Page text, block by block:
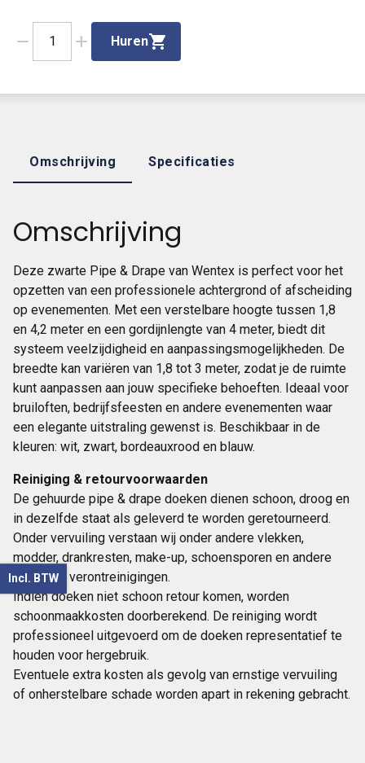
remove 1 add Huren
Omschrijving Specificaties
Omschrijving
Deze zwarte Pipe & Drape van Wentex is perfect voor het
opzetten van een professionele achtergrond of afscheiding
op evenementen. Met een verstelbare hoogte tussen 1,8
en 4,2 meter en een gordijnlengte van 4 meter, biedt dit
systeem veelzijdigheid en aanpassingsmogelijkheden. De
breedte kan variëren van 1,8 tot 3 meter, zodat je de ruimte
kunt aanpassen aan jouw specifieke behoeften. Ideaal voor
bruiloften, bedrijfsfeesten en andere evenementen waar
een elegante uitstraling gewenst is. Beschikbaar in de
kleuren: wit, zwart, bordeauxrood en blauw.
Reiniging & retourvoorwaarden
De gehuurde pipe & drape doeken dienen schoon, droog en
in dezelfde staat als geleverd te worden geretourneerd.
Onder vervuiling verstaan wij onder andere vlekken,
modder, drankresten, make-up, schoensporen en andere
zichtbare verontreinigingen.
Indien doeken niet schoon retour komen, worden
schoonmaakkosten doorberekend. De reiniging wordt
professioneel uitgevoerd om de doeken representatief te
houden voor hergebruik.
Eventuele extra kosten als gevolg van ernstige vervuiling
of onherstelbare schade worden apart in rekening gebracht.
Incl. BTW